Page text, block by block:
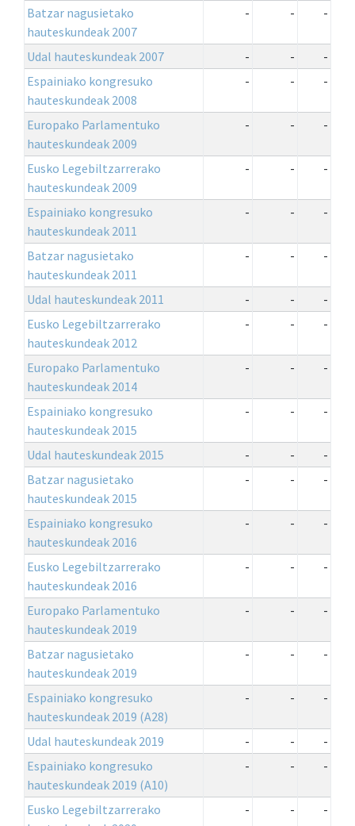
Batzar nagusietako
hauteskundeak 2007
- - -
Udal hauteskundeak 2007 - -
-
Espainiako kongresuko
hauteskundeak 2008
- - -
Europako Parlamentuko
hauteskundeak 2009
- - -
Eusko Legebiltzarrerako
hauteskundeak 2009
- - -
Espainiako kongresuko
hauteskundeak 2011
- - -
Batzar nagusietako
hauteskundeak 2011
- - -
Udal hauteskundeak 2011 - -
-
Eusko Legebiltzarrerako
hauteskundeak 2012
- - -
Europako Parlamentuko
hauteskundeak 2014
- - -
Espainiako kongresuko
hauteskundeak 2015
- - -
Udal hauteskundeak 2015 - -
-
Batzar nagusietako
hauteskundeak 2015
- - -
Espainiako kongresuko
hauteskundeak 2016
- - -
Eusko Legebiltzarrerako
hauteskundeak 2016
- - -
Europako Parlamentuko
hauteskundeak 2019
- - -
Batzar nagusietako
hauteskundeak 2019
- - -
Espainiako kongresuko
hauteskundeak 2019 (A28)
- - -
Udal hauteskundeak 2019 - -
-
Espainiako kongresuko
hauteskundeak 2019 (A10)
- - -
Eusko Legebiltzarrerako
- - -